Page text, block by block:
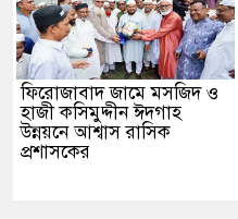
ফিরোজাবাদ জামে মসজিদ ও
হাজী কসিমুদ্দীন ঈদগাহ
উন্নয়নে আশ্বাস রাসিক
প্রশাসকের